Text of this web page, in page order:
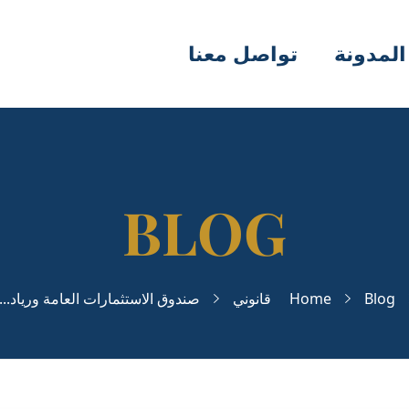
المدونة تواصل معنا
Home Blog قانوني صندوق الاستثمارات العامة ورياد...